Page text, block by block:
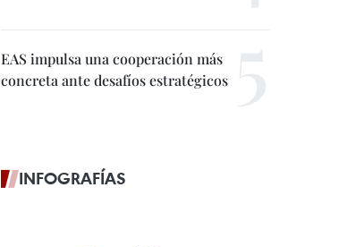
EAS impulsa una cooperación más
concreta ante desafíos estratégicos
INFOGRAFÍAS